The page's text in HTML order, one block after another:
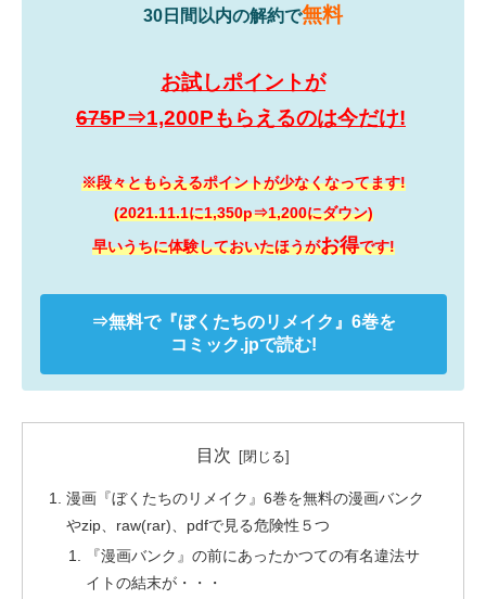
30日間以内の解約で無料
お試しポイントが
675P⇒1,200Pもらえるのは今だけ!
※段々ともらえるポイントが少なくなってます!
(2021.11.1に1,350p⇒1,200にダウン)
早いうちに体験しておいたほうがお得です!
⇒無料で『ぼくたちのリメイク』 6巻を
コミック.jpで読む!
目次
漫画『ぼくたちのリメイク』6巻を無料の漫画バンク
やzip、raw(rar)、pdfで見る危険性５つ
『漫画バンク』の前にあったかつての有名違法サ
イトの結末が・・・